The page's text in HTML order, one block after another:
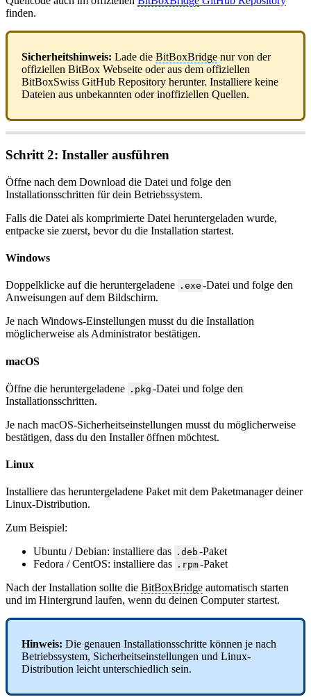
finden.
Sicherheitshinweis: Lade die BitBoxBridge nur von der
offiziellen BitBox Webseite oder aus dem offiziellen
BitBoxSwiss GitHub Repository herunter. Installiere keine
Dateien aus unbekannten oder inoffiziellen Quellen.
Schritt 2: Installer ausführen
Öffne nach dem Download die Datei und folge den
Installationsschritten für dein Betriebssystem.
Falls die Datei als komprimierte Datei heruntergeladen wurde,
entpacke sie zuerst, bevor du die Installation startest.
Windows
Doppelklicke auf die heruntergeladene .exe -Datei und folge den
Anweisungen auf dem Bildschirm.
Je nach Windows-Einstellungen musst du die Installation
möglicherweise als Administrator bestätigen.
macOS
Öffne die heruntergeladene .pkg -Datei und folge den
Installationsschritten.
Je nach macOS-Sicherheitseinstellungen musst du möglicherweise
bestätigen, dass du den Installer öffnen möchtest.
Linux
Installiere das heruntergeladene Paket mit dem Paketmanager deiner
Linux-Distribution.
Zum Beispiel:
Ubuntu / Debian: installiere das .deb -Paket
Fedora / CentOS: installiere das .rpm-Paket
Nach der Installation sollte die BitBoxBridge automatisch starten
und im Hintergrund laufen, wenn du deinen Computer startest.
Hinweis: Die genauen Installationsschritte können je nach
Betriebssystem, Sicherheitseinstellungen und Linux-
Distribution leicht unterschiedlich sein.